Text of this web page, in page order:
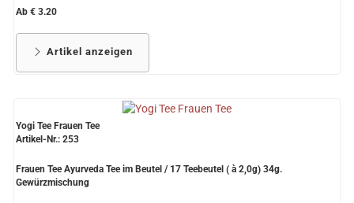
Ab € 3.20
Artikel anzeigen
Yogi Tee Frauen Tee
Artikel-Nr.: 253
Frauen Tee Ayurveda Tee im Beutel / 17 Teebeutel ( à 2,0g) 34g.
Gewürzmischung